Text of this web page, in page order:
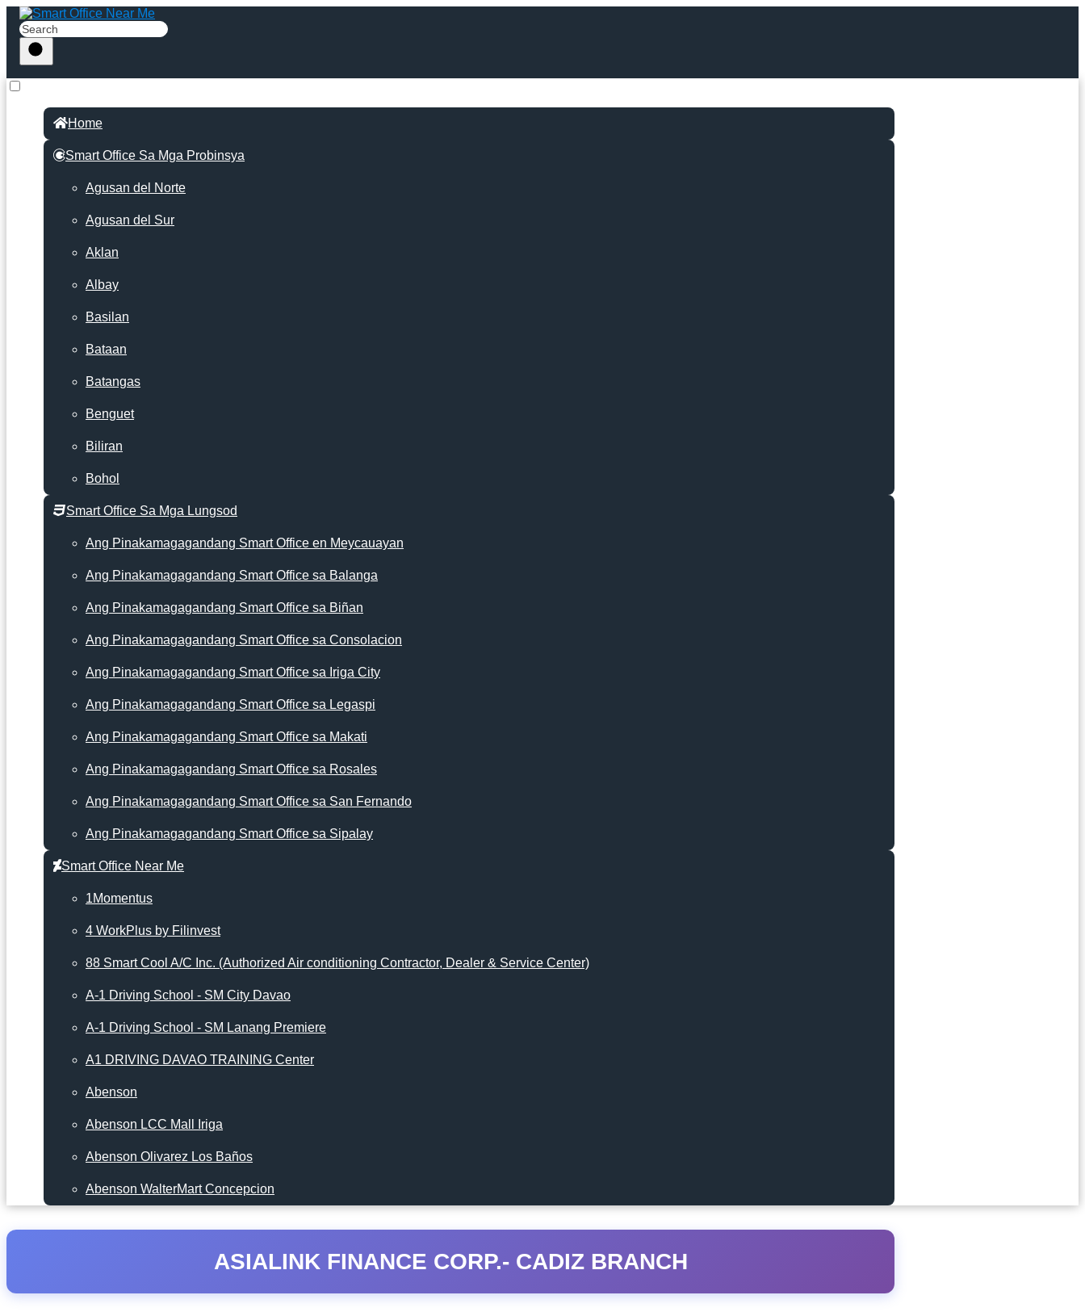
Home
Smart Office Sa Mga Probinsya
Agusan del Norte
Agusan del Sur
Aklan
Albay
Basilan
Bataan
Batangas
Benguet
Biliran
Bohol
Smart Office Sa Mga Lungsod
Ang Pinakamagagandang Smart Office en Meycauayan
Ang Pinakamagagandang Smart Office sa Balanga
Ang Pinakamagagandang Smart Office sa Biñan
Ang Pinakamagagandang Smart Office sa Consolacion
Ang Pinakamagagandang Smart Office sa Iriga City
Ang Pinakamagagandang Smart Office sa Legaspi
Ang Pinakamagagandang Smart Office sa Makati
Ang Pinakamagagandang Smart Office sa Rosales
Ang Pinakamagagandang Smart Office sa San Fernando
Ang Pinakamagagandang Smart Office sa Sipalay
Smart Office Near Me
1Momentus
4 WorkPlus by Filinvest
88 Smart Cool A/C Inc. (Authorized Air conditioning Contractor, Dealer & Service Center)
A-1 Driving School - SM City Davao
A-1 Driving School - SM Lanang Premiere
A1 DRIVING DAVAO TRAINING Center
Abenson
Abenson LCC Mall Iriga
Abenson Olivarez Los Baños
Abenson WalterMart Concepcion
ASIALINK FINANCE CORP.- CADIZ BRANCH